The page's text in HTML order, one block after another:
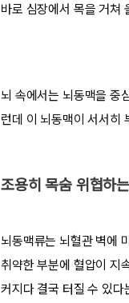
바로 심장에서 목을 거쳐
뇌 속에서는 뇌동맥을 중
런데 이 뇌동맥이 서서히
조용히 목숨 위협하
뇌동맥류는 뇌혈관 벽에
취약한 부분에 혈압이 지
커지다 결국 터질 수 있